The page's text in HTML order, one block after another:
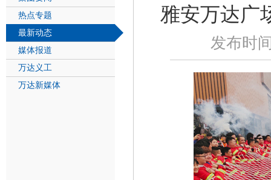
热点专题
最新动态
媒体报道
万达义工
万达新媒体
雅安万达广
发布时